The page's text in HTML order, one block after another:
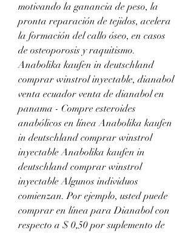
motivando la ganancia de peso, la
pronta reparación de tejidos, acelera
la formación del callo óseo, en casos
de osteoporosis y raquitismo.
Anabolika kaufen in deutschland
comprar winstrol inyectable, dianabol
venta ecuador venta de dianabol en
panama - Compre esteroides
anabólicos en línea Anabolika kaufen
in deutschland comprar winstrol
inyectable Anabolika kaufen in
deutschland comprar winstrol
inyectable Algunos individuos
comienzan. Por ejemplo, usted puede
comprar en línea para Dianabol con
respecto a $ 0,50 por suplemento de